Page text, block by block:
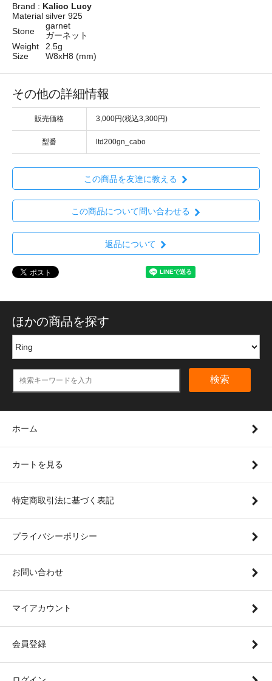
Brand : Kalico Lucy
Material silver 925
Stone
garnet
ガーネット
Weight
2.5g
Size
W8xH8 (mm)
その他の詳細情報
販売価格 3,000円(税込3,300円)
型番 ltd200gn_cabo
この商品を友達に教える
この商品について問い合わせる
返品について
ほかの商品を探す
検索
ホーム
カートを見る
特定商取引法に基づく表記
プライバシーポリシー
お問い合わせ
マイアカウント
会員登録